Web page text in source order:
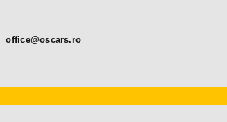
office@oscars.ro